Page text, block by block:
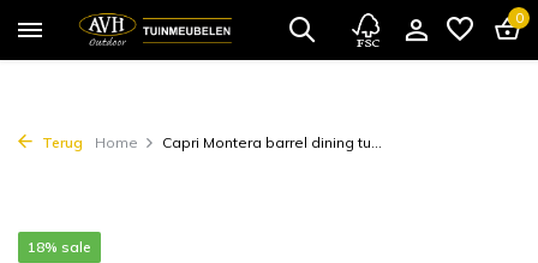
0
Terug Home Capri Montera barrel dining tu...
18% sale